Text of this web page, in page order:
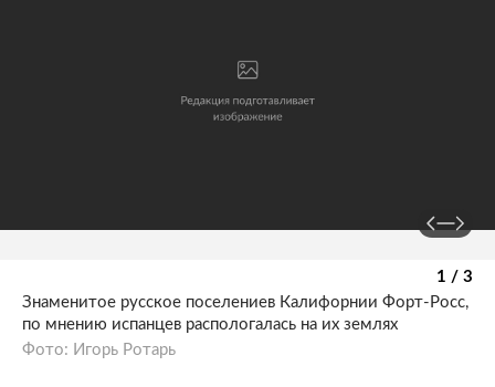
1 / 3
Знаменитое русское поселениев Калифорнии Форт-Росс,
по мнению испанцев распологалась на их землях
Фото: Игорь Ротарь